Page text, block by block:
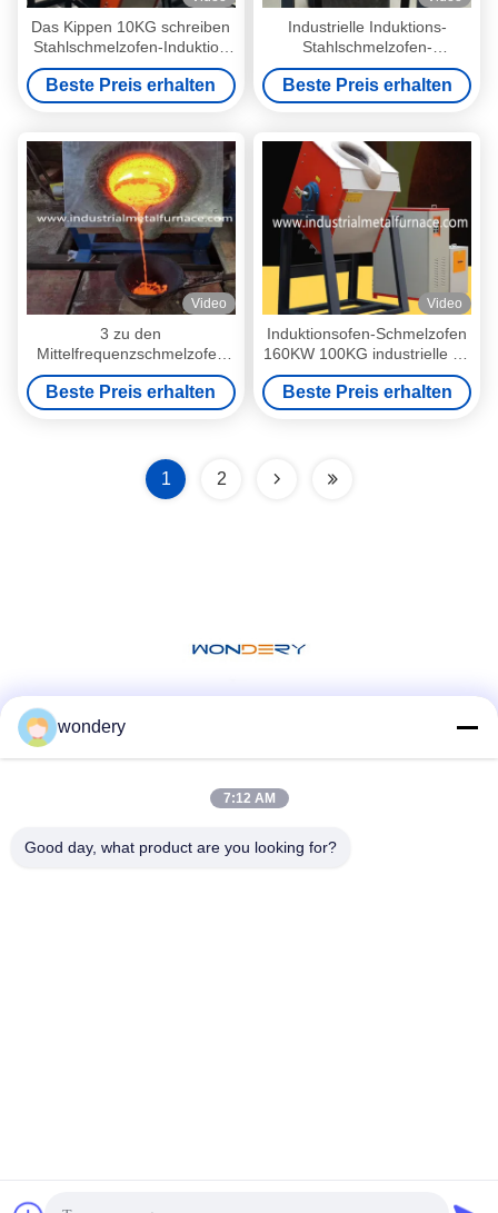
Das Kippen 10KG schreiben
Stahlschmelzofen-Induktion
Heater Melting Metal 35KW
Beste Preis erhalten
Industrielle Induktions-
Stahlschmelzofen-
Stahlerzeugung 15KW 3KG
Mittelfrequenz
Beste Preis erhalten
Video
3 zu den
Mittelfrequenzschmelzofen
100KGS für das
Stahlschmelzen
Mittelfrequenz
Beste Preis erhalten
Video
Induktionsofen-Schmelzofen
160KW 100KG industrielle für
Roheisen-Wärmebehandlung
Beste Preis erhalten
1 2
Schnellkontakt
Urheberrecht © 2022-2026 Wuxi Wondery Industry Equipment
wondery
7:12 AM
Good day, what product are you looking for?